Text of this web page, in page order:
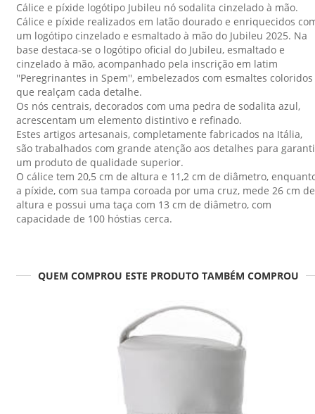
Cálice e píxide logótipo Jubileu nó sodalita cinzelado à mão.
Cálice e píxide realizados em latão dourado e enriquecidos
um logótipo cinzelado e esmaltado à mão do Jubileu 2025. Na
base destaca-se o logótipo oficial do Jubileu, esmaltado e
cinzelado à mão, acompanhado pela inscrição em latim
''Peregrinantes in Spem'', embelezados com esmaltes coloridos
que realçam cada detalhe.
Os nós centrais, decorados com uma pedra de sodalita azul,
acrescentam um elemento distintivo e refinado.
Estes artigos artesanais, completamente fabricados na Itália,
são trabalhados com grande atenção aos detalhes para
um produto de qualidade superior.
O cálice tem 20,5 cm de altura e 11,2 cm de diâmetro,
a píxide, com sua tampa coroada por uma cruz, mede 26 cm de
altura e possui uma taça com 13 cm de diâmetro, com
capacidade de 100 hóstias cerca.
QUEM COMPROU ESTE PRODUTO TAMBÉM COMPROU